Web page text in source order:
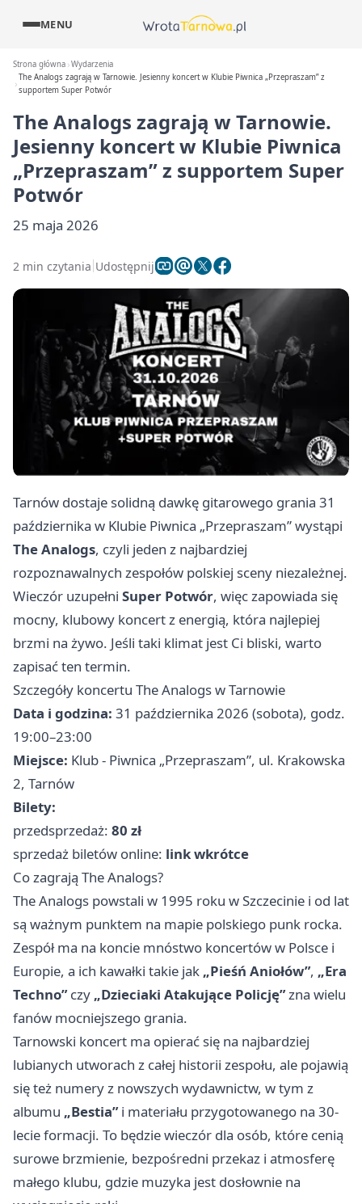
MENU
Strona główna Wydarzenia
The Analogs zagrają w Tarnowie. Jesienny koncert w Klubie Piwnica „Przepraszam” z
supportem Super Potwór
The Analogs zagrają w Tarnowie.
Jesienny koncert w Klubie Piwnica
„Przepraszam” z supportem Super
Potwór
25 maja 2026
2 min czytania Udostępnij
Tarnów dostaje solidną dawkę gitarowego grania 31
października w Klubie Piwnica „Przepraszam” wystąpi
The Analogs, czyli jeden z najbardziej
rozpoznawalnych zespołów polskiej sceny niezależnej.
Wieczór uzupełni Super Potwór, więc zapowiada się
mocny, klubowy koncert z energią, która najlepiej
brzmi na żywo. Jeśli taki klimat jest Ci bliski, warto
zapisać ten termin.
Szczegóły koncertu The Analogs w Tarnowie
Data i godzina: 31 października 2026 (sobota), godz.
19:00–23:00
Miejsce: Klub - Piwnica „Przepraszam”, ul. Krakowska
2, Tarnów
Bilety:
przedsprzedaż: 80 zł
sprzedaż biletów online: link wkrótce
Co zagrają The Analogs?
The Analogs powstali w 1995 roku w Szczecinie i od lat
są ważnym punktem na mapie polskiego punk rocka.
Zespół ma na koncie mnóstwo koncertów w Polsce i
Europie, a ich kawałki takie jak „Pieśń Aniołów”, „Era
Techno”czy „Dzieciaki Atakujące Policję”zna wielu
fanów mocniejszego grania.
Tarnowski koncert ma opierać się na najbardziej
lubianych utworach z całej historii zespołu, ale pojawią
się też numery z nowszych wydawnictw, w tym z
albumu „Bestia”i materiału przygotowanego na 30-
lecie formacji. To będzie wieczór dla osób, które cenią
surowe brzmienie, bezpośredni przekaz i atmosferę
małego klubu, gdzie muzyka jest dosłownie na